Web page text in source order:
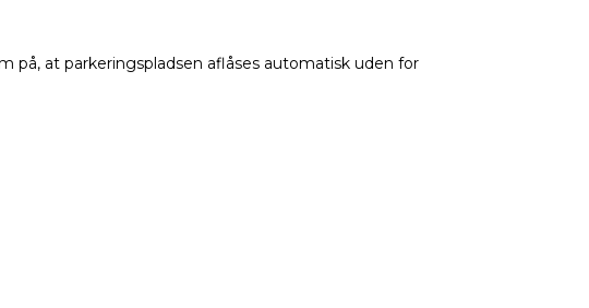
at parkeringspladsen aflåses automatisk uden for